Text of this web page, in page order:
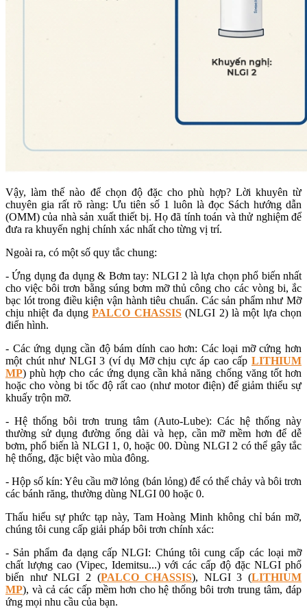
Vậy, làm thế nào để chọn độ đặc cho phù hợp? Lời khuyên từ
chuyên gia rất rõ ràng: Ưu tiên số 1 luôn là đọc Sách hướng dẫn
(OMM) của nhà sản xuất thiết bị. Họ đã tính toán và thử nghiệm để
đưa ra khuyến nghị chính xác nhất cho từng vị trí.
Ngoài ra, có một số quy tắc chung:
- Ứng dụng đa dụng & Bơm tay: NLGI 2 là lựa chọn phổ biến nhất
cho việc bôi trơn bằng súng bơm mỡ thủ công cho các vòng bi, ắc
bạc lót trong điều kiện vận hành tiêu chuẩn. Các sản phẩm như Mỡ
chịu nhiệt đa dụngPALCO CHASSIS(NLGI 2) là một lựa chọn
điển hình.
- Các ứng dụng cần độ bám dính cao hơn: Các loại mỡ cứng hơn
một chút như NLGI 3 (ví dụ Mỡ chịu cực áp cao cấp LITHIUM
MP) phù hợp cho các ứng dụng cần khả năng chống văng tốt hơn
hoặc cho vòng bi tốc độ rất cao (như motor điện) để giảm thiểu sự
khuấy trộn mỡ.
- Hệ thống bôi trơn trung tâm (Auto-Lube): Các hệ thống này
thường sử dụng đường ống dài và hẹp, cần mỡ mềm hơn để dễ
bơm, phổ biến là NLGI 1, 0, hoặc 00. Dùng NLGI 2 có thể gây tắc
hệ thống, đặc biệt vào mùa đông.
- Hộp số kín: Yêu cầu mỡ lỏng (bán lỏng) để có thể chảy và bôi trơn
các bánh răng, thường dùng NLGI 00 hoặc 0.
Thấu hiểu sự phức tạp này, Tam Hoàng Minh không chỉ bán mỡ,
chúng tôi cung cấp giải pháp bôi trơn chính xác:
- Sản phẩm đa dạng cấp NLGI: Chúng tôi cung cấp các loại mỡ
chất lượng cao (Vipec, Idemitsu...) với các cấp độ đặc NLGI phổ
biến như NLGI 2 (PALCO CHASSIS), NLGI 3 (LITHIUM
MP), và cả các cấp mềm hơn cho hệ thống bôi trơn trung tâm, đáp
ứng mọi nhu cầu của bạn.